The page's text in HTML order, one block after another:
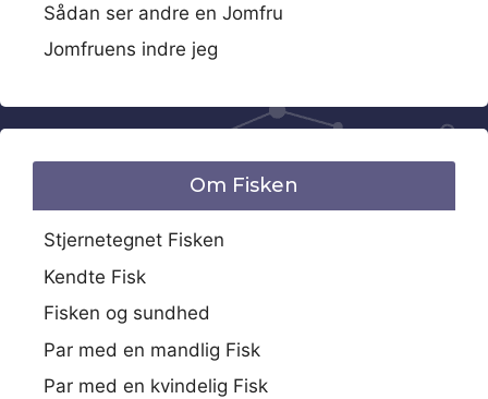
Sådan ser andre en Jomfru
Jomfruens indre jeg
Om Fisken
Stjernetegnet Fisken
Kendte Fisk
Fisken og sundhed
Par med en mandlig Fisk
Par med en kvindelig Fisk